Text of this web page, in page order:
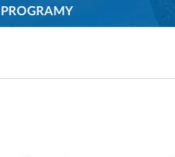
PROGRAMY